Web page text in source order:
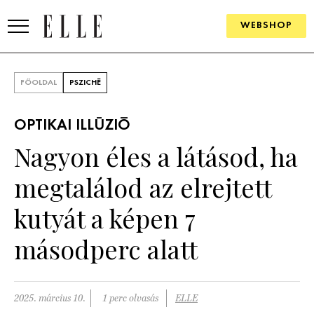
WEBSHOP
SZÉPSÉG
KULTÚRA
PSZICHÉ
PÁRKAPCSOLAT
FŐOLDAL PSZICHÉ
OPTIKAI ILLÚZIÓ
Nagyon éles a látásod, ha
megtalálod az elrejtett
kutyát a képen 7
másodperc alatt
2025. március 10. 1 perc olvasás ELLE